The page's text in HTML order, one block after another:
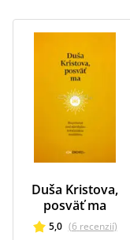
Duša Kristova,
posväť ma
5,0 (6 recenzií)